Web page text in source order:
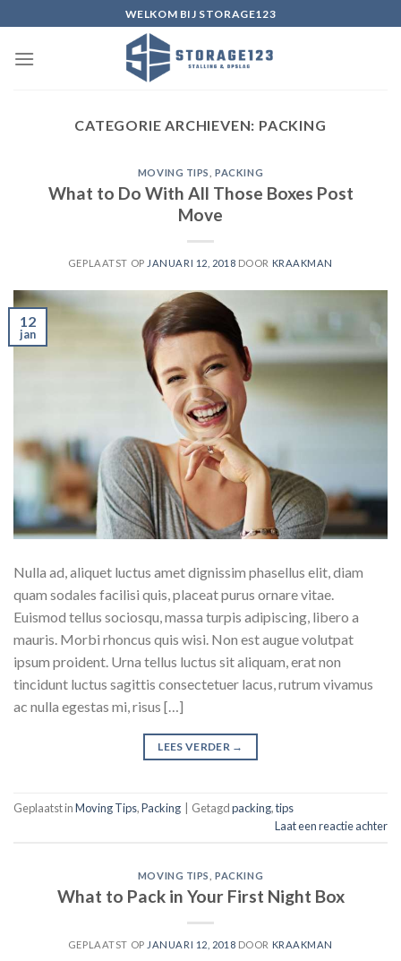
naar
inhoud
WELKOM BIJ STORAGE123
CATEGORIE ARCHIEVEN: PACKING
MOVING TIPS ,PACKING
What to Do With All Those Boxes Post
Move
GEPLAATST OP JANUARI 12, 2018 DOOR KRAAKMAN
12
jan
Nulla ad, aliquet luctus amet dignissim phasellus elit, diam
quam sodales facilisi quis, placeat purus ornare vitae.
Euismod tellus sociosqu, massa turpis adipiscing, libero a
mauris. Morbi rhoncus quis wisi. Non est augue volutpat
ipsum proident. Urna tellus luctus sit aliquam, erat non
tincidunt luctus sagittis consectetuer lacus, rutrum vivamus
ac nulla egestas mi, risus […]
LEES VERDER →
Geplaatst inMoving Tips,Packing Getagdpacking,tips
Laat een reactie achter
MOVING TIPS ,PACKING
What to Pack in Your First Night Box
GEPLAATST OP JANUARI 12, 2018 DOOR KRAAKMAN